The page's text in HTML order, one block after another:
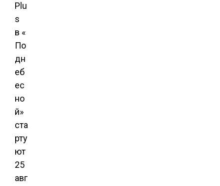
Plu
s
в «
По
дн
еб
ес
но
й»
ста
рту
ют
25
авг